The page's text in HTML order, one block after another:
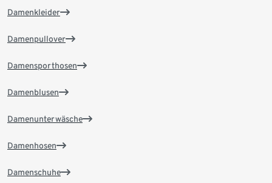
Damenkleider
Damenpullover
Damensporthosen
Damenblusen
Damenunterwäsche
Damenhosen
Damenschuhe